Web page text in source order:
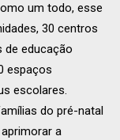
um todo, esse
30 centros
de educação
espaços
escolares.
do pré-natal
a